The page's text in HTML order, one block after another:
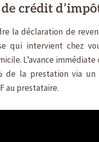
crédit
la déclaration de
qui intervient chez
L’avance
la prestation via un
au prestataire.